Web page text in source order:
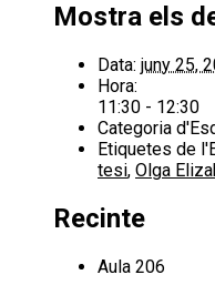
Mostra els
Data: juny 25,
Hora:
11:30 - 12:30
Categoria
Etiquetes de
tesi, Olga
Recinte
Aula 206